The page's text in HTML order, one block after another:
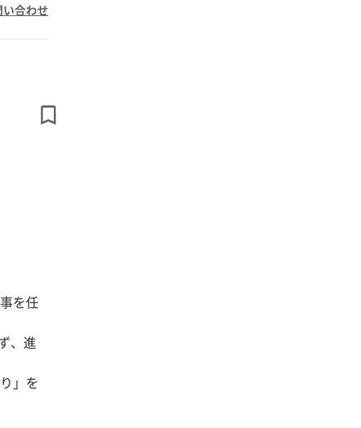
合わせ
を任
、進
」を